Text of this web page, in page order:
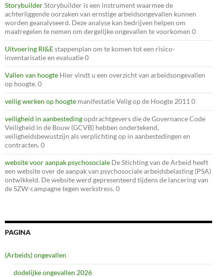
StorybuilderStorybuilder is een instrument waarmee de
achterliggende oorzaken van ernstige arbeidsongevallen kunnen
worden geanalyseerd. Deze analyse kan bedrijven helpen om
maatregelen te nemen om dergelijke ongevallen te voorkomen 0
Uitvoering RI&Estappenplan om te komen tot een risico-
inventarisatie en evaluatie 0
Vallen van hoogte Hier vindt u een overzicht van arbeidsongevallen
op hoogte. 0
veilig werken op hoogte manifestatie Velig op de Hoogte 2011 0
veiligheid in aanbestedingopdrachtgevers die de Governance Code
Veiligheid in de Bouw (GCVB) hebben ondertekend,
veiligheidsbewustzijn als verplichting op in aanbestedingen en
contracten. 0
website voor aanpak psychosociale De Stichting van de Arbeid heeft
een website over de aanpak van psychosociale arbeidsbelasting (PSA)
ontwikkeld. De website werd gepresenteerd tijdens de lancering van
de SZW-campagne tegen werkstress. 0
PAGINA
(Arbeids) ongevallen
dodelijke ongevallen 2026